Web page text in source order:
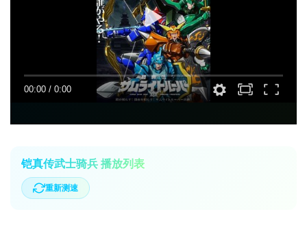
00:00 / 0:00
铠真传武士骑兵 播放列表
重新测速